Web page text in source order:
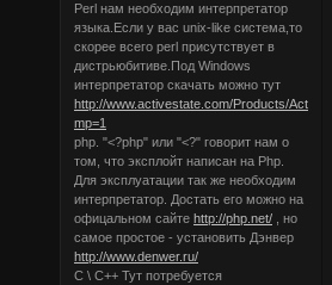
Perl нам необходим интерпретатор
языка.Если у вас unix-like система,то
скорее всего perl присутствует в
дистрьюбитиве.Под Windows
интерпретатор скачать можно тут
http://www.activestate.com/Products/
mp=1
php. "<?php" или "<?" говорит нам о
том, что эксплойт написан на Php.
Для эксплуатации так же необходим
интерпретатор. Достать его можно на
офицальном сайтеhttp://php.net/ , но
самое простое - установить Дэнвер
http://www.denwer.ru/
C \ C++ Тут потребуется